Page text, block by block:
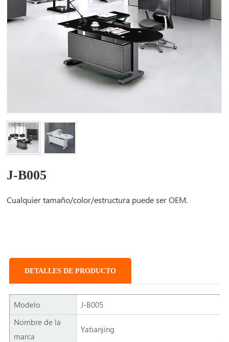
J-B005
Cualquier tamaño/color/estructura puede ser OEM.
DETALLES DE PRODUCTO
Modelo
J-B005
Nombre de la
marca
Yatianjing